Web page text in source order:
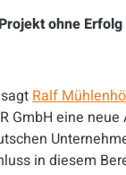
ohne
Ralf
GmbH eine
in diesem